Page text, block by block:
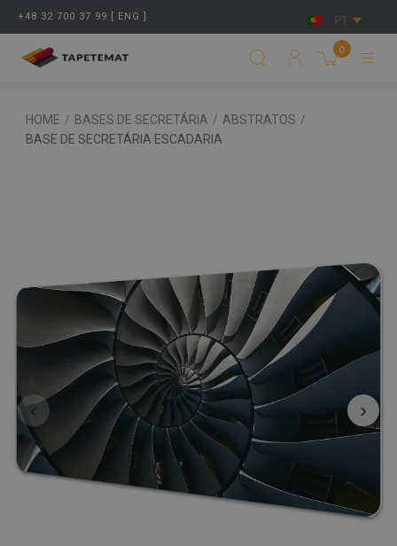
+48 32 700 37 99 [ ENG ] PT
0
HOME / BASES DE SECRETÁRIA / ABSTRATOS /
BASE DE SECRETÁRIA ESCADARIA
‹ ›